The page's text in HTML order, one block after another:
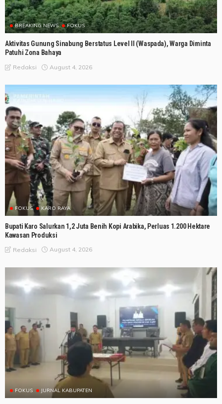
BREAKING NEWS FOKUS
Aktivitas Gunung Sinabung Berstatus Level II (Waspada), Warga Diminta
Patuhi Zona Bahaya
Redaksi August 4, 2026
FOKUS KARO RAYA
Bupati Karo Salurkan 1,2 Juta Benih Kopi Arabika, Perluas 1.200 Hektare
Kawasan Produksi
Redaksi August 4, 2026
FOKUS JURNAL KABUPATEN